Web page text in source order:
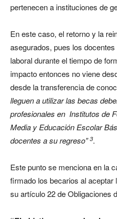
pertenecen a instituciones de
En este caso, el retorno y la
asegurados, pues los
laboral durante el tiempo de
impacto entonces no viene
desde la transferencia de
lleguen a utilizar las becas
profesionales en Institutos de
Media y Educación Escolar
docentes a su regreso” 3.
Este punto se menciona en la
firmado los becarios al aceptar
su artículo 22 de Obligaciones